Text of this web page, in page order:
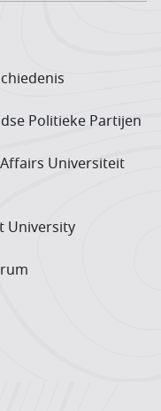
Politieke Partijen
Universiteit
University